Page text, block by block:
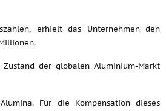
erhielt das Unternehmen den
der globalen Aluminium-Markt
Für die Kompensation dieses